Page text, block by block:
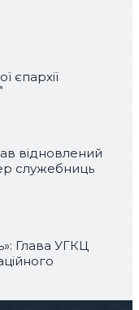
єпархії
відновлений
служебниць
Глава УГКЦ